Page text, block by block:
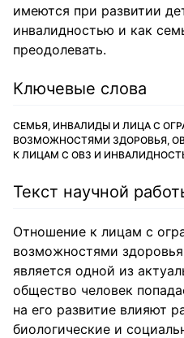
имеются при развитии
инвалидностью и как
преодолевать.
Ключевые слова
СЕМЬЯ, ИНВАЛИДЫ И ЛИЦА С
ВОЗМОЖНОСТЯМИ ЗДОРОВЬЯ,
К ЛИЦАМ С ОВЗ И
Текст научной
Отношение к лицам с
возможностями
является одной из
общество человек
на его развитие влияют
биологические и